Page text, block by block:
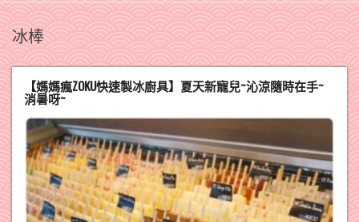
冰棒
【媽媽瘋ZOKU快速製冰廚具】夏天新寵兒~沁涼隨時在手~
消暑呀~